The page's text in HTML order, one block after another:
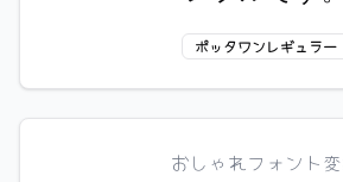
ポッタワンレギュラー
おしゃれフォント